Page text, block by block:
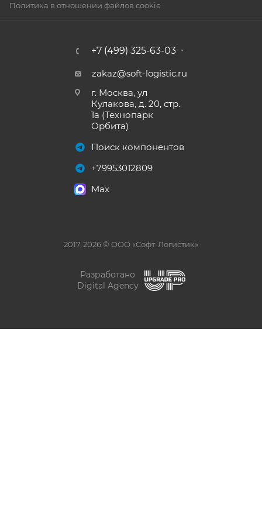
Политика в отношении файлов cookie
+7 (499) 325-63-03
zakaz@soft-logistic.ru
г. Москва, ул
Кулакова, д. 20, стр.
1а (Технопарк
Орбита)
Поиск компонентов
+79953012809
Max
2017-2026 © ООО «Софт-Логистик»
Разработано
Digital Agency